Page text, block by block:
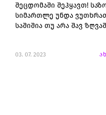
შეცდომაში შეჰყავთ!
სიმართლე უნდა
საშიშია თუ არა შავ
03. 07. 2023